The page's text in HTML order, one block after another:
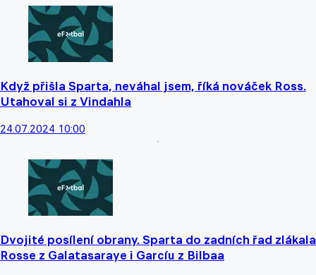
Když přišla Sparta, neváhal jsem, říká nováček Ross.
Utahoval si z Vindahla
24.07.2024 10:00
Dvojité posílení obrany. Sparta do zadních řad zlákala
Rosse z Galatasaraye i Garcíu z Bilbaa